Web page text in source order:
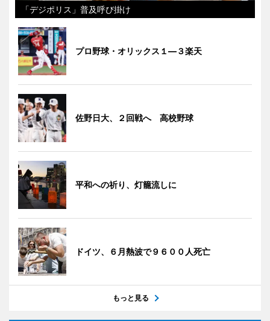
「デジポリス」普及呼び掛け
プロ野球・オリックス１―３楽天
佐野日大、２回戦へ 高校野球
平和への祈り、灯籠流しに
ドイツ、６月熱波で９６００人死亡
もっと見る